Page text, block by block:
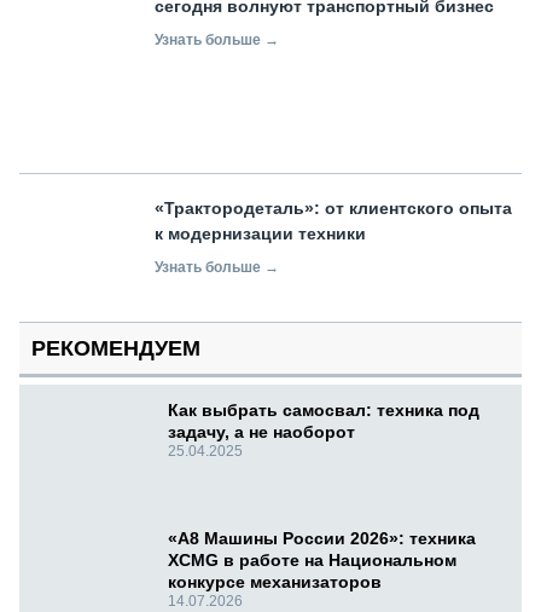
сегодня волнуют транспортный бизнес
Узнать больше →
«Трактородеталь»: от клиентского опыта
к модернизации техники
Узнать больше →
РЕКОМЕНДУЕМ
Как выбрать самосвал: техника под
задачу, а не наоборот
25.04.2025
«А8 Машины России 2026»: техника
XCMG в работе на Национальном
конкурсе механизаторов
14.07.2026